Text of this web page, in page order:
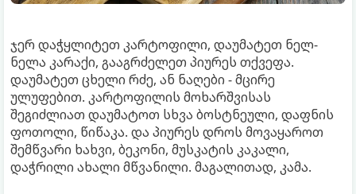
ჯერ დაჭყლიტეთ კარტოფილი, დაუმატეთ ნელ-
ნელა კარაქი, გააგრძელეთ პიურეს თქვეფა.
დაუმატეთ ცხელი რძე, ან ნაღები - მცირე
ულუფებით. კარტოფილის მოხარშვისას
შეგიძლიათ დაუმატოთ სხვა ბოსტნეული, დაფნის
ფოთოლი, წიწაკა. და პიურეს დროს მოვაყაროთ
შემწვარი ხახვი, ბეკონი, მუსკატის კაკალი,
დაჭრილი ახალი მწვანილი. მაგალითად, კამა.